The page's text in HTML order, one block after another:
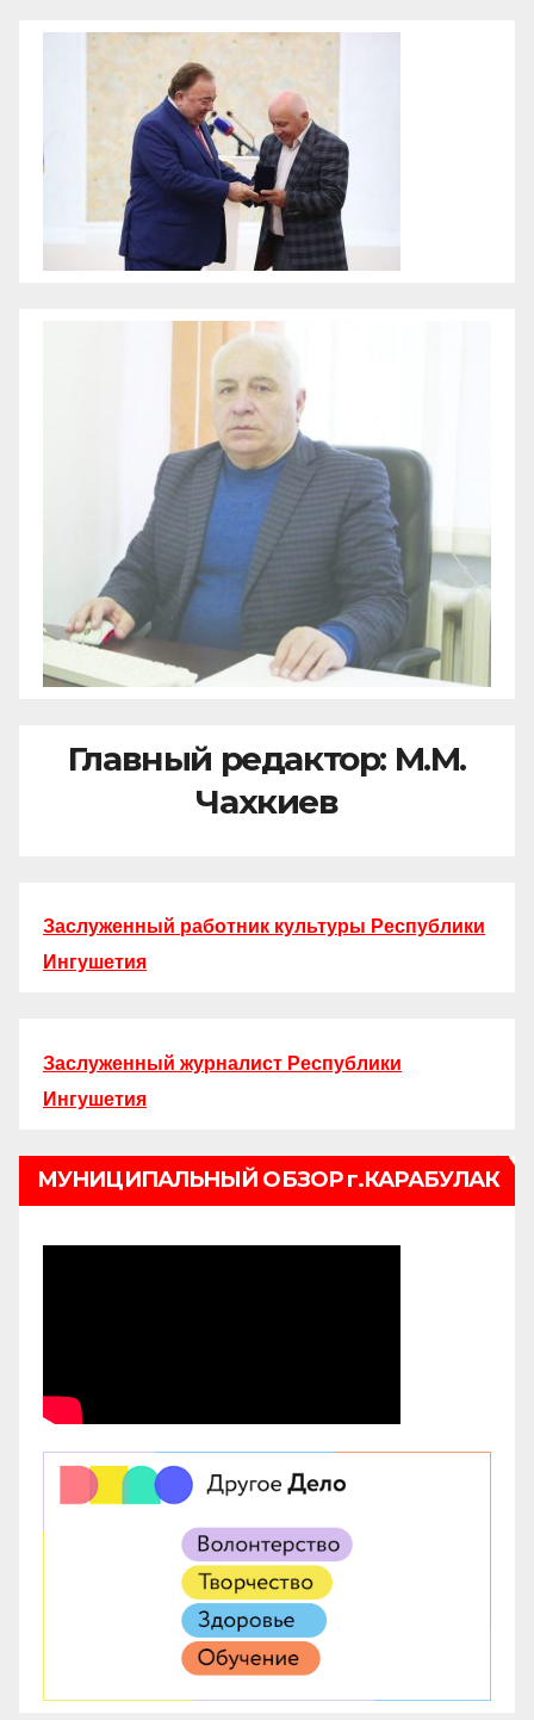
Главный редактор: М.М.
Чахкиев
Заслуженный работник культуры Республики
Ингушетия
Заслуженный журналист Республики
Ингушетия
МУНИЦИПАЛЬНЫЙ ОБЗОР г.КАРАБУЛАК